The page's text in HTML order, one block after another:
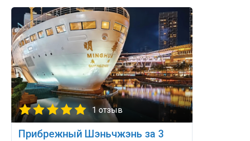
1 отзыв
Прибрежный Шэньчжэнь за 3